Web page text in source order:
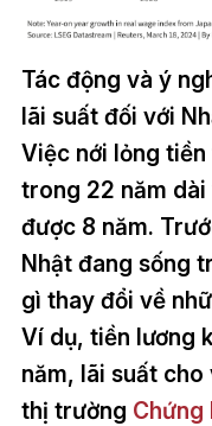
Tác động và ý
lãi suất đối với
Việc nới lỏng
trong 22 năm
được 8 năm.
Nhật đang sống
gì thay đổi về
Ví dụ, tiền lương
năm, lãi suất
thị trường Chứng